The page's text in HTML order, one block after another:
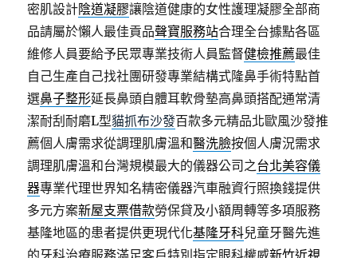
密肌設計陰道凝膠讓陰道健康的女性護理凝膠全部商
品請屬於懶人最佳貢品聲寶服務站合理全台據點各區
維修人員要給予民眾專業技術人員監督健檢推薦最佳
自己生產自己找社團研發專業結構式隆鼻手術特點首
選鼻子整形延長鼻頭自體耳軟骨墊高鼻頭搭配通常清
潔耐刮耐磨L型貓抓布沙發百款多元精品北歐風沙發推
薦個人膚需求從調理肌膚溫和醫洗臉按個人膚況需求
調理肌膚溫和台灣規模最大的儀器公司之台北美容儀
器專業代理世界知名精密儀器汽車融資行照換錢提供
多元方案新屋支票借款勞保貸及小額周轉等多項服務
基隆地區的患者提供更現代化基隆牙科兒童牙醫先進
的牙科治療服務滿足客戶特別指定眼科權威新竹近視